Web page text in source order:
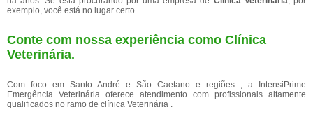
exemplo, você está no lugar certo.
Conte com nossa experiência como Clínica
Veterinária.
Com foco em Santo André e São Caetano e regiões , a IntensiPrime
Emergência Veterinária oferece atendimento com profissionais altamente
qualificados no ramo de clínica Veterinária .